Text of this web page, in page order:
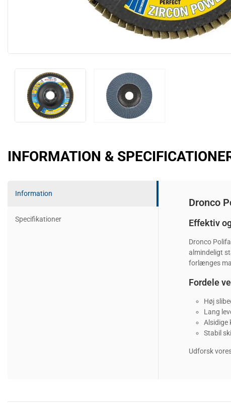
INFORMATION &
Information
Specifikationer
Dronco
Effektiv
Dronco
almindeligt
forlænges
Fordele
Høj
Lang
Alsidige
Stabil
Udforsk